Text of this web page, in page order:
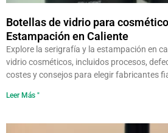
Botellas de vidrio para
Estampación en Caliente
Explore la serigrafía y la estampación en
vidrio cosméticos, incluidos procesos,
costes y consejos para elegir fabricantes
Leer Más "